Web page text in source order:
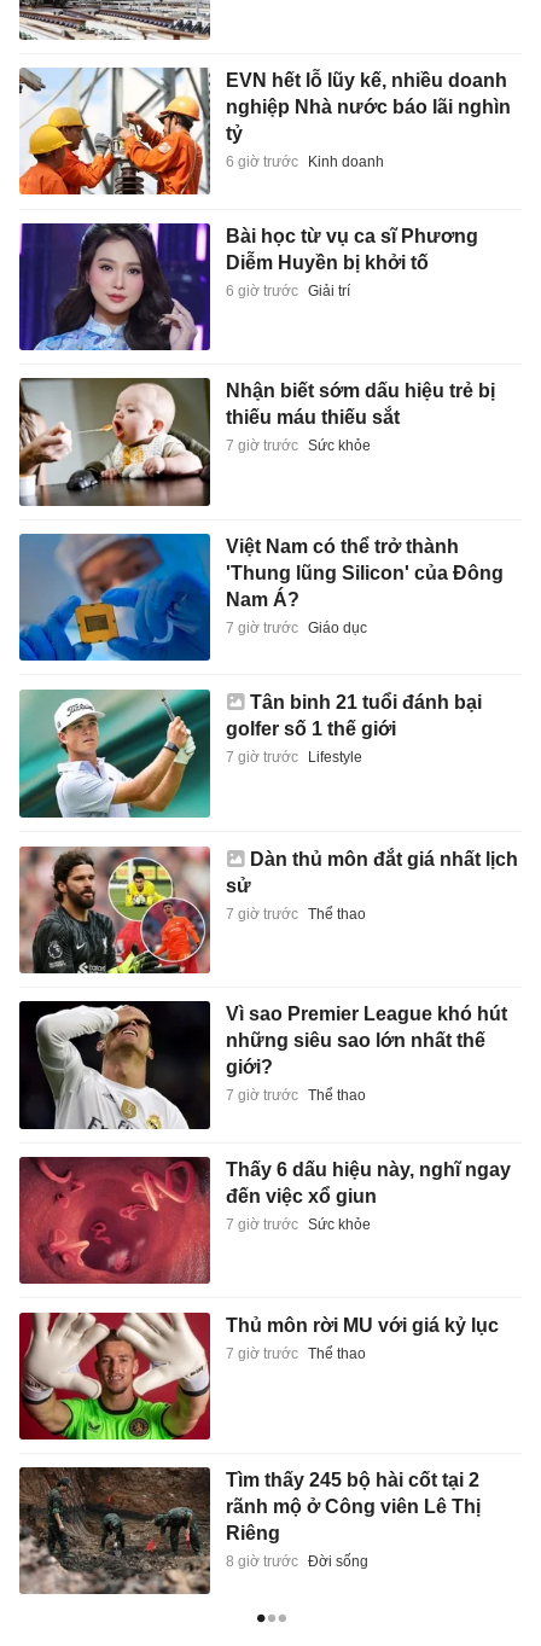
EVN hết lỗ lũy kế, nhiều doanh
nghiệp Nhà nước báo lãi nghìn
tỷ
6 giờ trước Kinh doanh
Bài học từ vụ ca sĩ Phương
Diễm Huyền bị khởi tố
6 giờ trước Giải trí
Nhận biết sớm dấu hiệu trẻ bị
thiếu máu thiếu sắt
7 giờ trước Sức khỏe
Việt Nam có thể trở thành
'Thung lũng Silicon' của Đông
Nam Á?
7 giờ trước Giáo dục
Tân binh 21 tuổi đánh bại
golfer số 1 thế giới
7 giờ trước Lifestyle
Dàn thủ môn đắt giá nhất lịch
sử
7 giờ trước Thể thao
Vì sao Premier League khó hút
những siêu sao lớn nhất thế
giới?
7 giờ trước Thể thao
Thấy 6 dấu hiệu này, nghĩ ngay
đến việc xổ giun
7 giờ trước Sức khỏe
Thủ môn rời MU với giá kỷ lục
7 giờ trước Thể thao
Tìm thấy 245 bộ hài cốt tại 2
rãnh mộ ở Công viên Lê Thị
Riêng
8 giờ trước Đời sống